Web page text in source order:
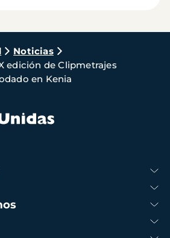
Noticias
edición de Clipmetrajes
en Kenia